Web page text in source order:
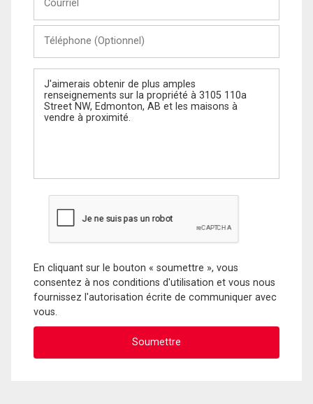
(Optionnel)
Message
En cliquant sur le bouton « soumettre », vous
consentez à nos conditions d'utilisation et vous nous
fournissez l'autorisation écrite de communiquer avec
vous.